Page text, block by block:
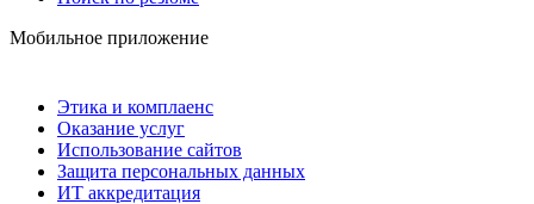
Мобильное приложение
Этика и комплаенс
Оказание услуг
Использование сайтов
Защита персональных данных
ИТ аккредитация